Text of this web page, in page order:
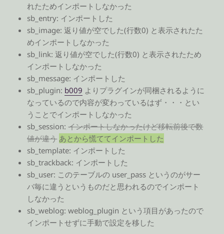
れたためインポートしなかった
sb_entry: インポートした
sb_image: 返り値が空でした(行数0) と表示されたた
めインポートしなかった
sb_link: 返り値が空でした(行数0) と表示されたため
インポートしなかった
sb_message: インポートした
sb_plugin: b009 よりプラグインが同梱されるように
なっているので内容が変わっているはず・・・とい
うことでインポートしなかった
sb_session:インポートしなかったけど移転前後で数
値が違う あとから慌ててインポートした
sb_template: インポートした
sb_trackback: インポートした
sb_user: このテーブルの user_pass というのがサー
バ毎に違うというものだと思われるのでインポート
しなかった
sb_weblog: weblog_plugin という項目があったので
インポートせずに手動で設定を移した